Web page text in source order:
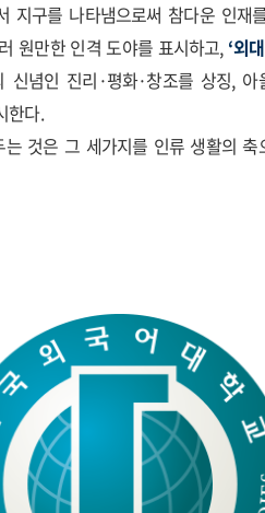
지구를 나타냄으로써 참다운 인재
원만한 인격 도야를 표시하고, ‘외
신념인 진리·평화·창조를 상징, 아
한다.
것은 그 세가지를 인류 생활의 축